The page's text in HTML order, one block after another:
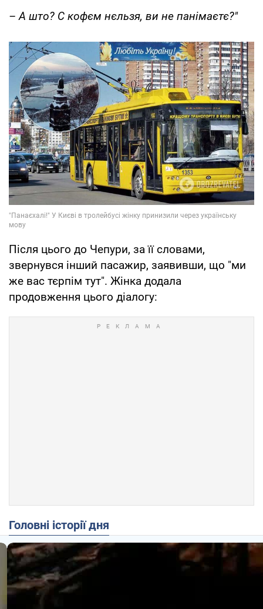
– А што? С кофєм нєльзя, ви не панімаєтє?"
Після цього до Чепури, за її словами,
звернувся інший пасажир, заявивши, що "ми
же вас тєрпім тут". Жінка додала
продовження цього діалогу:
Головні історії дня